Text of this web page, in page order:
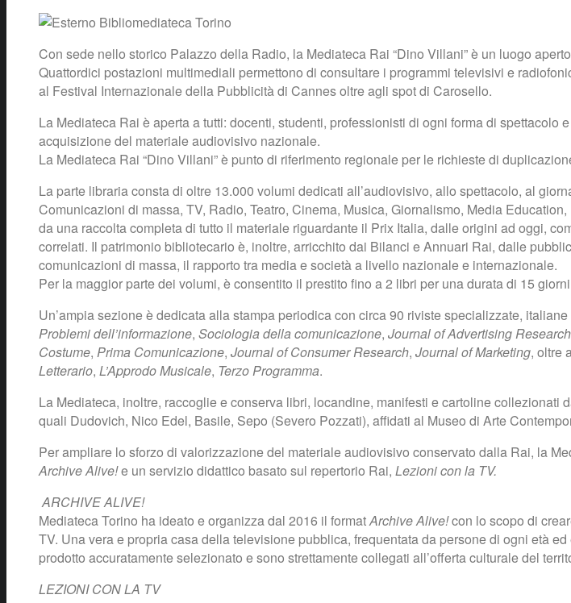
Con sede nello storico Palazzo della Radio, la Mediateca Rai “Dino Villani” è un luogo
Quattordici postazioni multimediali permettono di consultare i programmi televisivi e
al Festival Internazionale della Pubblicità di Cannes oltre agli spot di Carosello.
La Mediateca Rai è aperta a tutti: docenti, studenti, professionisti di ogni forma di
acquisizione del materiale audiovisivo nazionale.
La Mediateca Rai “Dino Villani” è punto di riferimento regionale per le richieste di
La parte libraria consta di oltre 13.000 volumi dedicati all’audiovisivo, allo spettacolo, al
Comunicazioni di massa, TV, Radio, Teatro, Cinema, Musica, Giornalismo, Media
da una raccolta completa di tutto il materiale riguardante il Prix Italia, dalle origini ad oggi,
correlati. Il patrimonio bibliotecario è, inoltre, arricchito dai Bilanci e Annuari Rai, dalle
comunicazioni di massa, il rapporto tra media e società a livello nazionale e internazionale.
Per la maggior parte dei volumi, è consentito il prestito fino a 2 libri per una durata di 15
Un’ampia sezione è dedicata alla stampa periodica con circa 90 riviste specializzate,
Problemi dell’informazione, Sociologia della comunicazione, Journal of Advertising Research
Costume, Prima Comunicazione, Journal of Consumer Research, Journal of Marketing, oltre
Letterario, L’Approdo Musicale, Terzo Programma.
La Mediateca, inoltre, raccoglie e conserva libri, locandine, manifesti e cartoline
quali Dudovich, Nico Edel, Basile, Sepo (Severo Pozzati), affidati al Museo di Arte
Per ampliare lo sforzo di valorizzazione del materiale audiovisivo conservato dalla Rai, la
Archive Alive!e un servizio didattico basato sul repertorio Rai, Lezioni con la TV.
ARCHIVE ALIVE!
Mediateca Torino ha ideato e organizza dal 2016 il formatArchive Alive!con lo scopo di
TV. Una vera e propria casa della televisione pubblica, frequentata da persone di ogni età
prodotto accuratamente selezionato e sono strettamente collegati all’offerta culturale del
LEZIONI CON LA TV